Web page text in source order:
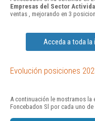
Empresas del Sector
ventas , mejorando en 3
Acceda a toda la
Evolución posiciones
A continuación le mostramos la
Foncebadon Sl por cada uno